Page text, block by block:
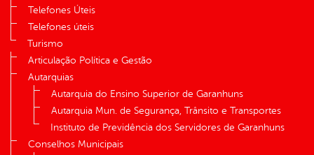
Telefones Úteis
Telefones úteis
Turismo
Articulação Política e Gestão
Autarquias
Autarquia do Ensino Superior de Garanhuns
Autarquia Mun. de Segurança, Trânsito e Transportes
Instituto de Previdência dos Servidores de Garanhuns
Conselhos Municipais